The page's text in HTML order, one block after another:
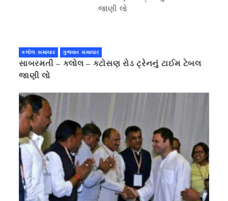
કલોલ સમાચાર ગુજરાત સમાચાર
સાબરમતી – કલોલ – કટોસણ રોડ ટ્રેનનું ટાઈમ ટેબલ
જાણી લો